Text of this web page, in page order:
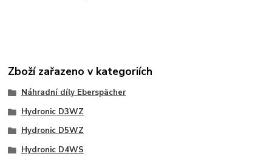
Zboží zařazeno v kategoriích
Náhradní díly Eberspächer
Hydronic D3WZ
Hydronic D5WZ
Hydronic D4WS